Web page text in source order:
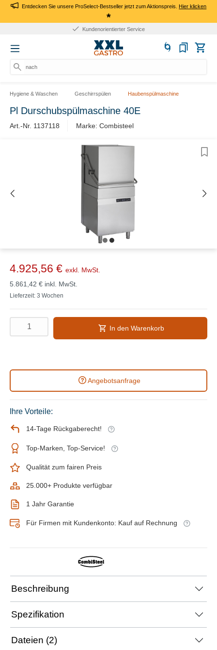
Entdecken Sie unsere ProSelect-Bestseller jetzt zum Aktionspreis.Hier klicken
*
Kundenorientierter Service
nach
Hygiene & Waschen Geschirrspülen Haubenspülmaschine
Pl Durschubspülmaschine 40E
Art.-Nr. 1137118 Marke: Combisteel
4.925,56 € exkl. MwSt.
5.861,42 € inkl. MwSt.
Lieferzeit: 3 Wochen
In den Warenkorb
Angebotsanfrage
Ihre Vorteile:
14-Tage Rückgaberecht!
Top-Marken, Top-Service!
Qualität zum fairen Preis
25.000+ Produkte verfügbar
1 Jahr Garantie
Für Firmen mit Kundenkonto: Kauf auf Rechnung
Beschreibung
Spezifikation
Dateien (2)